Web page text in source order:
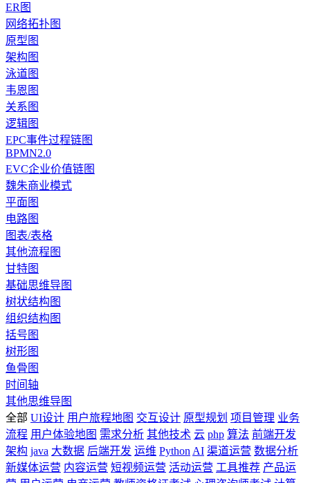
ER图
网络拓扑图
原型图
架构图
泳道图
韦恩图
关系图
逻辑图
EPC事件过程链图
BPMN2.0
EVC企业价值链图
魏朱商业模式
平面图
电路图
图表/表格
其他流程图
甘特图
基础思维导图
树状结构图
组织结构图
括号图
树形图
鱼骨图
时间轴
其他思维导图
全部 UI设计 用户旅程地图 交互设计 原型规划 项目管理 业务
流程 用户体验地图 需求分析 其他技术 云 php 算法 前端开发
架构 java 大数据 后端开发 运维 Python AI 渠道运营 数据分析
新媒体运营 内容运营 短视频运营 活动运营 工具推荐 产品运